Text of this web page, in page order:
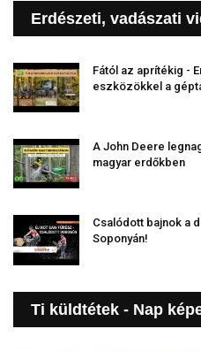
Erdészeti, vadászati
Fától az aprítékig -
eszközökkel a
A John Deere
magyar erdőkben
Csalódott bajnok a
Soponyán!
Ti küldtétek - Nap